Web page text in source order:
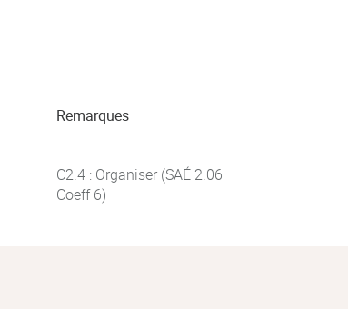
Remarques
C2.4 : Organiser (SAÉ 2.06
Coeff 6)